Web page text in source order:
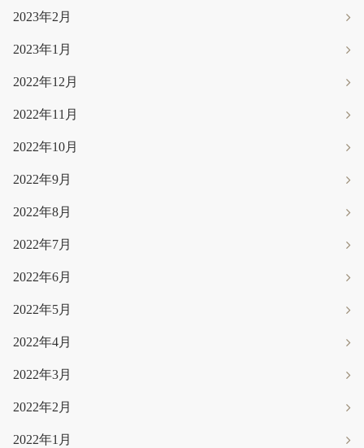
2023年2月
2023年1月
2022年12月
2022年11月
2022年10月
2022年9月
2022年8月
2022年7月
2022年6月
2022年5月
2022年4月
2022年3月
2022年2月
2022年1月